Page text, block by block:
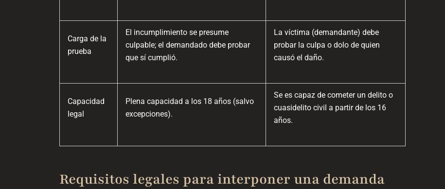
Carga de la
prueba
El incumplimiento se presume
culpable; el demandado debe probar
que sí cumplió.
La víctima (demandante) debe
probar la culpa o dolo de quien
causó el daño.
Capacidad
legal
Plena capacidad a los 18 años (salvo
excepciones).
Se es capaz de cometer un delito o
cuasidelito civil a partir de los 16
años.
Requisitos legales para interponer una demanda